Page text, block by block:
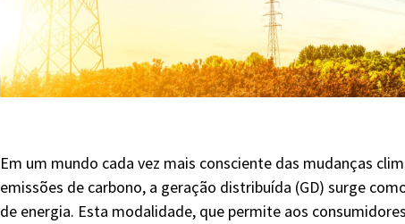
Em um mundo cada vez mais consciente das mudanças
emissões de carbono, a geração distribuída (GD) surge
de energia. Esta modalidade, que permite aos